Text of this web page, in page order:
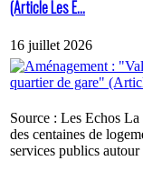
(Article Les E...
16 juillet 2026
Source : Les Echos
des centaines de
services publics autour